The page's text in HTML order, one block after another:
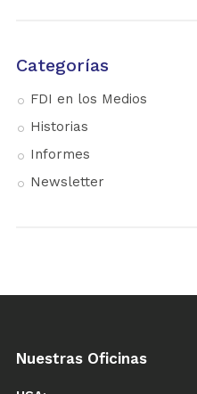
Categorías
FDI en los Medios
Historias
Informes
Newsletter
Nuestras Oficinas